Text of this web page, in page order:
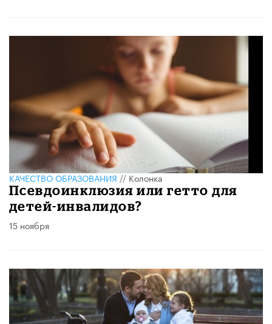
КАЧЕСТВО ОБРАЗОВАНИЯ//Колонка
Псевдоинклюзия или гетто для
детей-инвалидов?
15 ноября